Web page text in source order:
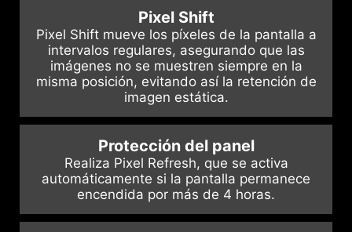
Pixel Shift
Pixel Shift mueve los píxeles de la pantalla a
intervalos regulares, asegurando que las
imágenes no se muestren siempre en la
misma posición, evitando así la retención de
imagen estática.
Protección del panel
Realiza Pixel Refresh, que se activa
automáticamente si la pantalla permanece
encendida por más de 4 horas.